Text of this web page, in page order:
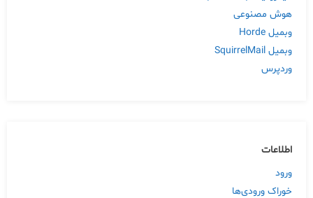
هوش مصنوعی
وبمیل Horde
وبمیل SquirrelMail
وردپرس
اطلاعات
ورود
خوراک ورودی‌ها